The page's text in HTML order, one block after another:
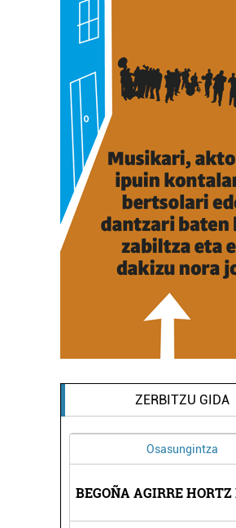
ZERBITZU GIDA
Osasungintza
BEGOÑA AGIRRE